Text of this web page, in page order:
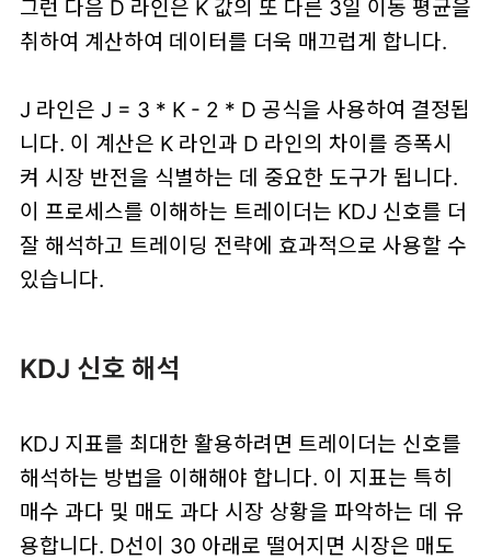
그런 다음 D 라인은 K 값의 또 다른 3일 이동 평균을
취하여 계산하여 데이터를 더욱 매끄럽게 합니다.
J 라인은 J = 3 * K - 2 * D 공식을 사용하여 결정됩
니다. 이 계산은 K 라인과 D 라인의 차이를 증폭시
켜 시장 반전을 식별하는 데 중요한 도구가 됩니다.
이 프로세스를 이해하는 트레이더는 KDJ 신호를 더
잘 해석하고 트레이딩 전략에 효과적으로 사용할 수
있습니다.
KDJ 신호 해석
KDJ 지표를 최대한 활용하려면 트레이더는 신호를
해석하는 방법을 이해해야 합니다. 이 지표는 특히
매수 과다 및 매도 과다 시장 상황을 파악하는 데 유
용합니다. D선이 30 아래로 떨어지면 시장은 매도